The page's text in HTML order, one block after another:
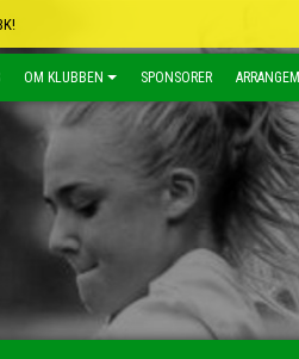
OM KLUBBEN SPONSORER